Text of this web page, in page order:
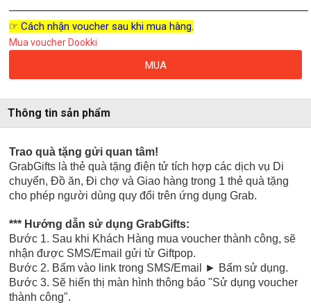
☞ Cách nhận voucher sau khi mua hàng.
Mua voucher Dookki
MUA
Thông tin sản phẩm
Trao quà tặng gửi quan tâm!
GrabGifts là thẻ quà tặng điện tử tích hợp các dịch vụ Di
chuyển, Đồ ăn, Đi chợ và Giao hàng trong 1 thẻ quà tặng
cho phép người dùng quy đổi trên ứng dụng Grab.
*** Hướng dẫn sử dụngGrabGifts:
Bước 1. Sau khi Khách Hàng mua voucher thành công, sẽ
nhận được SMS/Email gửi từ Giftpop.
Bước 2. Bấm vào link trong SMS/Email ► Bấm sử dụng.
Bước3. Sẽ hiển thị màn hình thông báo "Sử dụng voucher
thành công".